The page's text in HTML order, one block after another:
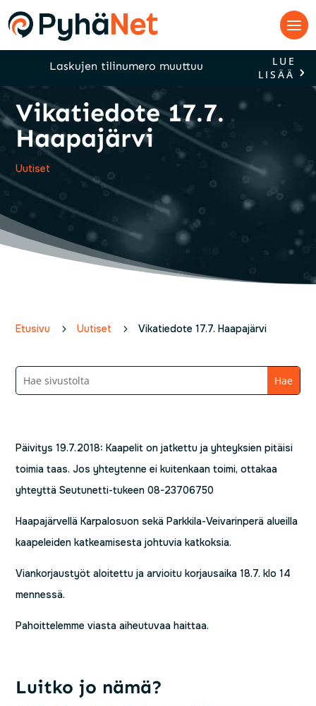
Laskujen tilinumero muuttuu
LUE
LISÄÄ
Vikatiedote 17.7.
Haapajärvi
Uutiset
Etusivu 5 Uutiset 5 Vikatiedote 17.7. Haapajärvi
Päivitys 19.7.2018: Kaapelit on jatkettu ja yhteyksien pitäisi
toimia taas. Jos yhteytenne ei kuitenkaan toimi, ottakaa
yhteyttä Seutunetti-tukeen 08-23706750
Haapajärvellä Karpalosuon sekä Parkkila-Veivarinperä alueilla
kaapeleiden katkeamisesta johtuvia katkoksia.
Viankorjaustyöt aloitettu ja arvioitu korjausaika 18.7. klo 14
mennessä.
Pahoittelemme viasta aiheutuvaa haittaa.
Luitko jo nämä?